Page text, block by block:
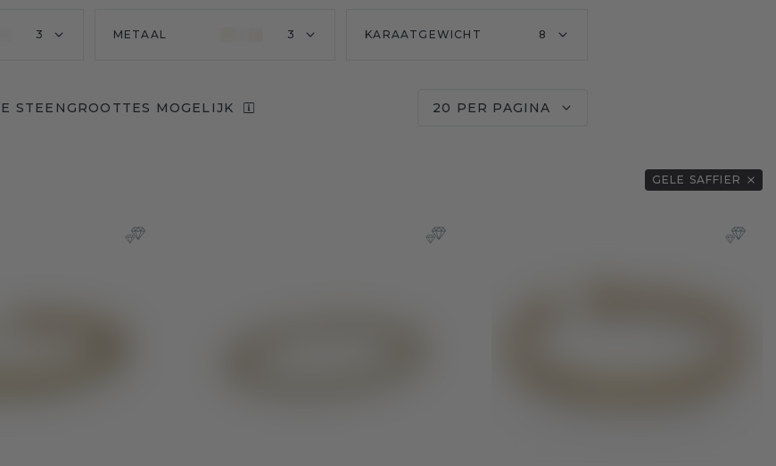
3 METAAL 3 KARAATGEWICHT 8
STEENGROOTTES MOGELIJK 20 PER PAGINA
GELE SAFFIER